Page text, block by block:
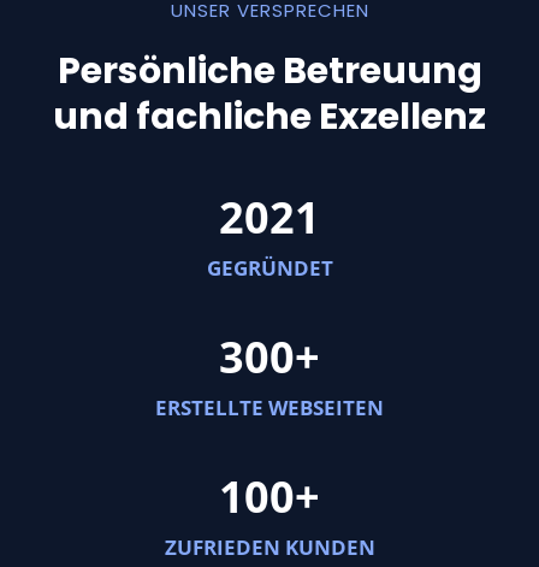
UNSER VERSPRECHEN
Persönliche Betreuung
und fachliche Exzellenz
2021
GEGRÜNDET
300+
ERSTELLTE WEBSEITEN
100+
ZUFRIEDEN KUNDEN